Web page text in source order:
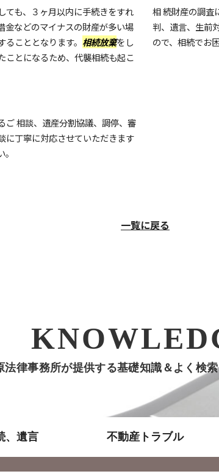
ても、３ヶ月以内に手続きをすれ
金などのマイナスの財産が多い場
こととなります。 相続放棄をし
ことになるため、代襲相続も起こ
相 続財産の調査
判、遺言、生前
ので、相続でお
ご 相談、遺産分割協議、調停、審
に丁寧に対応させていただきます
一覧に戻る
法律事務所が提供する基礎知識＆よく検
、遺言 不動産トラブル